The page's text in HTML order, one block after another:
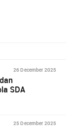
26 December 2025
SDA
25 December 2025